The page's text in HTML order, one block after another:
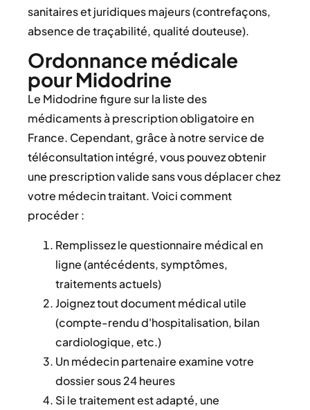
sanitaires et juridiques majeurs (contrefaçons,
absence de traçabilité, qualité douteuse).
Ordonnance médicale
pour Midodrine
Le Midodrine figure sur la liste des
médicaments à prescription obligatoire en
France. Cependant, grâce à notre service de
téléconsultation intégré, vous pouvez obtenir
une prescription valide sans vous déplacer chez
votre médecin traitant. Voici comment
procéder :
Remplissez le questionnaire médical en
ligne (antécédents, symptômes,
traitements actuels)
Joignez tout document médical utile
(compte-rendu d'hospitalisation, bilan
cardiologique, etc.)
Un médecin partenaire examine votre
dossier sous 24 heures
Si le traitement est adapté, une